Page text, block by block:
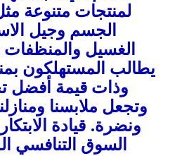
لمنتجات متنوعة
الجسم وجيل
الغسيل
يطالب المستهلكون
وذات قيمة أفضل
وتجعل ملابسنا
ونضرة. قيادة
السوق التنافسي